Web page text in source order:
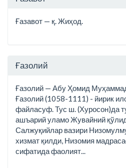
Ғазавот — қ. Жиҳод.
Ғазолий
Ғазолий — Абу Ҳомид
Ғазолий (1058-1111) - йирик
файласуф. Тус ш. (Хуросон)да
ашъарий уламо Жувайний
Салжуқийлар вазири
хизмат қилди, Низомия
сифатида фаолият...